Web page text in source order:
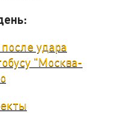
удара
"Москва-